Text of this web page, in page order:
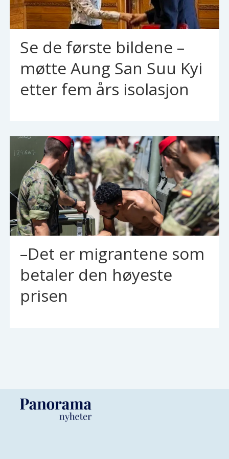
Se de første bildene –
møtte Aung San Suu Kyi
etter fem års isolasjon
–Det er migrantene som
betaler den høyeste
prisen